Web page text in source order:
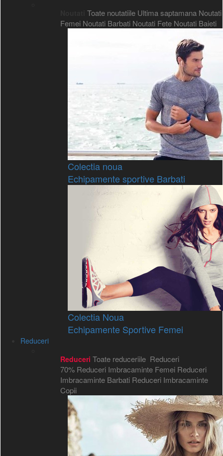
Toate noutatiile Ultima saptamana Noutati
Femei Noutati Barbati Noutati Fete Noutati Baieti
Colectia noua
Echipamente sportive Barbati
Colectia Noua
Echipamente Sportive Femei
Reduceri
Reduceri Toate reduceriile Reduceri
70% Reduceri Imbracaminte Femei Reduceri
Imbracaminte Barbati Reduceri Imbracaminte
Copii